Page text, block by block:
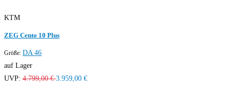
KTM
ZEG Cento 10 Plus
Größe: DA 46
auf Lager
UVP: 4.799,00 € 3.959,00 €